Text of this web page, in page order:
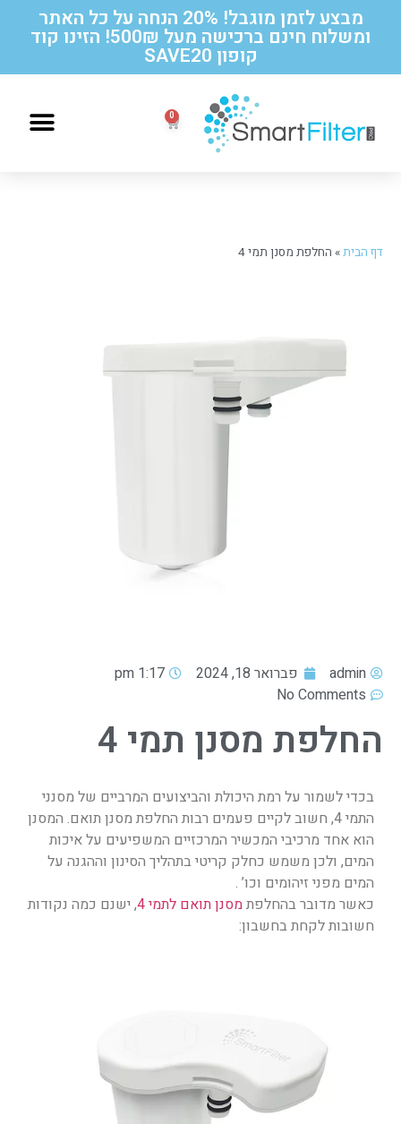
מבצע לזמן מוגבל! 20% הנחה על כל האתר
ומשלוח חינם ברכישה מעל 500₪! הזינו קוד
קופון SAVE20
דף הבית» החלפת מסנן תמי 4
admin פברואר 18, 2024
1:17 pm
No Comments
החלפת מסנן תמי 4
בכדי לשמור על רמת היכולת והביצועים המרביים של מסנני
התמי 4, חשוב לקיים פעמים רבות החלפת מסנן תואם. המסנן
הוא אחד מרכיבי המכשיר המרכזיים המשפיעים על איכות
המים, ולכן משמש כחלק קריטי בתהליך הסינון וההגנה על
המים מפני זיהומים וכו’ .
כאשר מדובר בהחלפתמסנן תואם לתמי 4 , ישנם כמה נקודות
חשובות לקחת בחשבון: